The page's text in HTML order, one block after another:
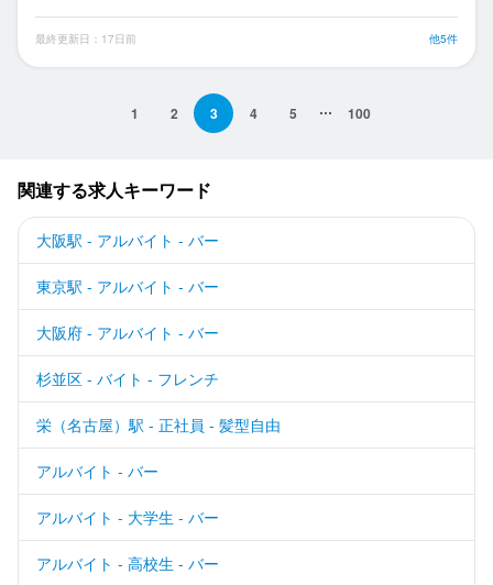
最終更新日：17日前 他5件
1 2 3 4 5 100
関連する求人キーワード
大阪駅 - アルバイト - バー
東京駅 - アルバイト - バー
大阪府 - アルバイト - バー
杉並区 - バイト - フレンチ
栄（名古屋）駅 - 正社員 - 髪型自由
アルバイト - バー
アルバイト - 大学生 - バー
アルバイト - 高校生 - バー